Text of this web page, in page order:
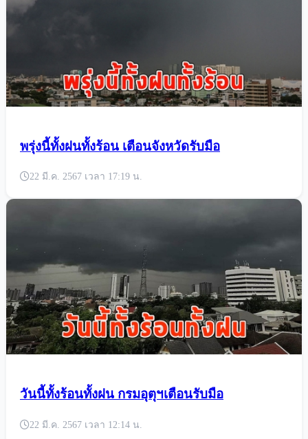
พรุ่งนี้ทั้งฝนทั้งร้อน เตือนจังหวัดรับมือ
22 มี.ค. 2567 เวลา 17:19 น.
วันนี้ทั้งร้อนทั้งฝน กรมอุตุฯเตือนรับมือ
22 มี.ค. 2567 เวลา 12:14 น.